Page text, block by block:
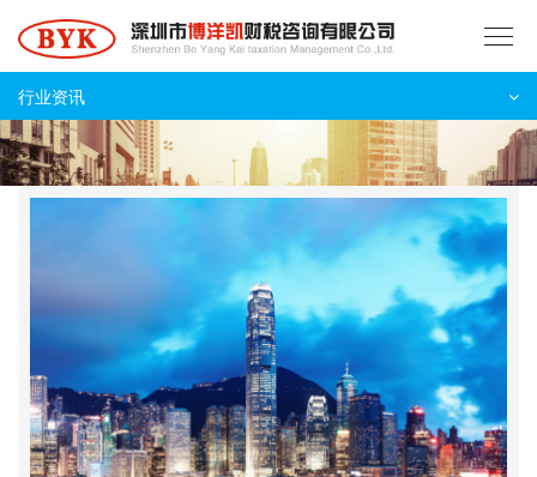
博洋凯首页
挂牌与上市
财税服务
深圳公司注册
香港公司注册
新闻资讯
关于我们
行业资讯